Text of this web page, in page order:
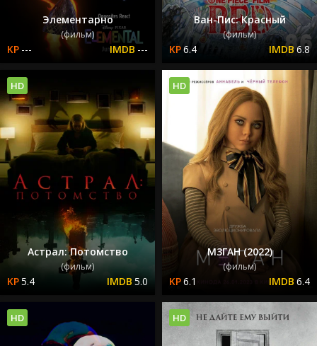
Элементарно
(фильм)
--- ---
Ван-Пис: Красный
(фильм)
6.4 6.8
Астрал: Потомство
(фильм)
5.4 5.0
HD
М3ГАН (2022)
(фильм)
6.1 6.4
HD
HD HD